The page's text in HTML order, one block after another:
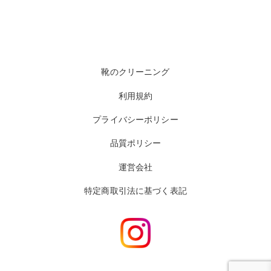
靴のクリーニング
利用規約
プライバシーポリシー
品質ポリシー
運営会社
特定商取引法に基づく表記